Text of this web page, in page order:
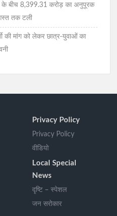
के बीच 8,399.31 करोड़ का अनुपूरक
तक टली
की मांग को लेकर छात्र-युवाओं का
Privacy Policy
Privacy Policy
वीडियो
Local Special
News
दृष्टि – स्पेशल
जन सरोकार